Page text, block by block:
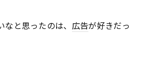
と思ったのは、 広告が好きだっ